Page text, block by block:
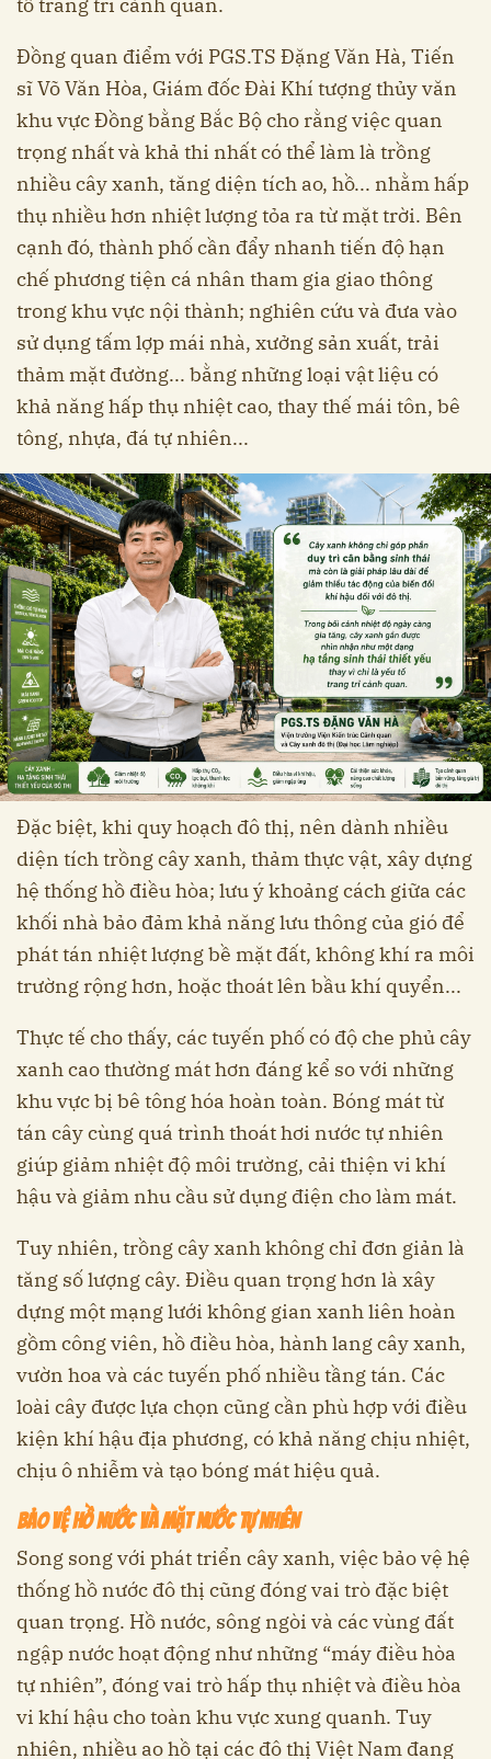
Đồng quan điểm với PGS.TS Đặng Văn Hà, Tiến
sĩ Võ Văn Hòa, Giám đốc Đài Khí tượng thủy văn
khu vực Đồng bằng Bắc Bộ cho rằng việc quan
trọng nhất và khả thi nhất có thể làm là trồng
nhiều cây xanh, tăng diện tích ao, hồ... nhằm hấp
thụ nhiều hơn nhiệt lượng tỏa ra từ mặt trời. Bên
cạnh đó, thành phố cần đẩy nhanh tiến độ hạn
chế phương tiện cá nhân tham gia giao thông
trong khu vực nội thành; nghiên cứu và đưa vào
sử dụng tấm lợp mái nhà, xưởng sản xuất, trải
thảm mặt đường... bằng những loại vật liệu có
khả năng hấp thụ nhiệt cao, thay thế mái tôn, bê
tông, nhựa, đá tự nhiên...
Đặc biệt, khi quy hoạch đô thị, nên dành nhiều
diện tích trồng cây xanh, thảm thực vật, xây dựng
hệ thống hồ điều hòa; lưu ý khoảng cách giữa các
khối nhà bảo đảm khả năng lưu thông của gió để
phát tán nhiệt lượng bề mặt đất, không khí ra môi
trường rộng hơn, hoặc thoát lên bầu khí quyển...
Thực tế cho thấy, các tuyến phố có độ che phủ cây
xanh cao thường mát hơn đáng kể so với những
khu vực bị bê tông hóa hoàn toàn. Bóng mát từ
tán cây cùng quá trình thoát hơi nước tự nhiên
giúp giảm nhiệt độ môi trường, cải thiện vi khí
hậu và giảm nhu cầu sử dụng điện cho làm mát.
Tuy nhiên, trồng cây xanh không chỉ đơn giản là
tăng số lượng cây. Điều quan trọng hơn là xây
dựng một mạng lưới không gian xanh liên hoàn
gồm công viên, hồ điều hòa, hành lang cây xanh,
vườn hoa và các tuyến phố nhiều tầng tán. Các
loài cây được lựa chọn cũng cần phù hợp với điều
kiện khí hậu địa phương, có khả năng chịu nhiệt,
chịu ô nhiễm và tạo bóng mát hiệu quả.
Bảo vệ hồ nước và mặt nước tự nhiên
Song song với phát triển cây xanh, việc bảo vệ hệ
thống hồ nước đô thị cũng đóng vai trò đặc biệt
quan trọng. Hồ nước, sông ngòi và các vùng đất
ngập nước hoạt động như những “máy điều hòa
tự nhiên”, đóng vai trò hấp thụ nhiệt và điều hòa
vi khí hậu cho toàn khu vực xung quanh. Tuy
nhiên, nhiều ao hồ tại các đô thị Việt Nam đang